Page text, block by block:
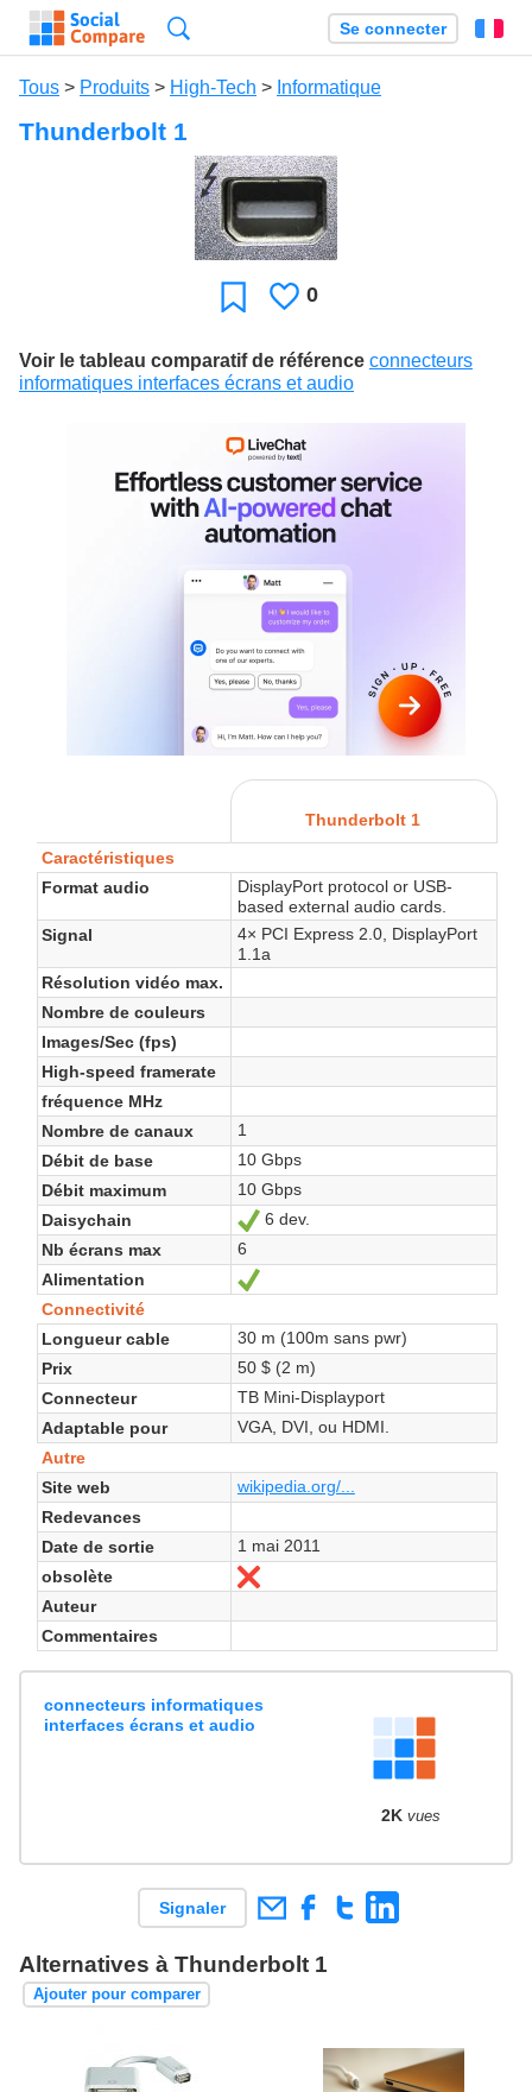
Se connecter
Tous > Produits > High-Tech > Informatique
Thunderbolt 1
Favori J'aime
0
Voir le tableau comparatif de référence connecteurs
informatiques interfaces écrans et audio
Thunderbolt 1
Caractéristiques
Format audio
DisplayPort protocol or USB-
based external audio cards.
Signal
4× PCI Express 2.0, DisplayPort
1.1a
Résolution vidéo max.
Nombre de couleurs
Images/Sec (fps)
High-speed framerate
fréquence MHz
Nombre de canaux
1
Débit de base
10 Gbps
Débit maximum
10 Gbps
Daisychain
Oui
6 dev.
Nb écrans max
6
Alimentation
Connectivité
Longueur cable
30 m (100m sans pwr)
Prix
50 $ (2 m)
Connecteur
TB Mini-Displayport
Adaptable pour
VGA, DVI, ou HDMI.
Autre
Site web
wikipedia.org/...
Redevances
Date de sortie
1 mai 2011
obsolète
Auteur
Commentaires
connecteurs informatiques
interfaces écrans et audio
2K vues
Signaler
Alternatives à Thunderbolt 1
Ajouter pour comparer